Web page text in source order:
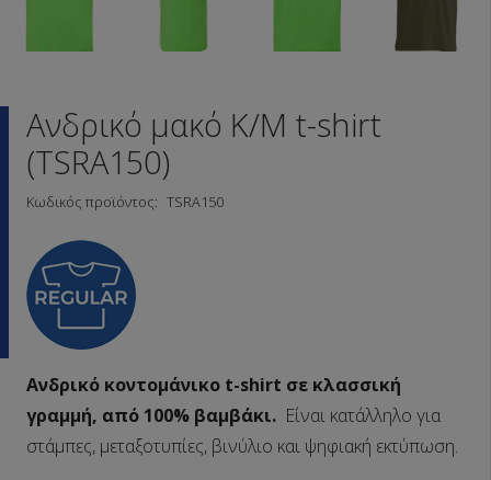
Ανδρικό μακό Κ/Μ t-shirt
(TSRA150)
Κωδικός προϊόντος: TSRA150
Ανδρικό κοντομάνικο t-shirt σε κλασσική
γραμμή, από 100% βαμβάκι. Είναι κατάλληλο για
στάμπες, μεταξοτυπίες, βινύλιο και ψηφιακή εκτύπωση.